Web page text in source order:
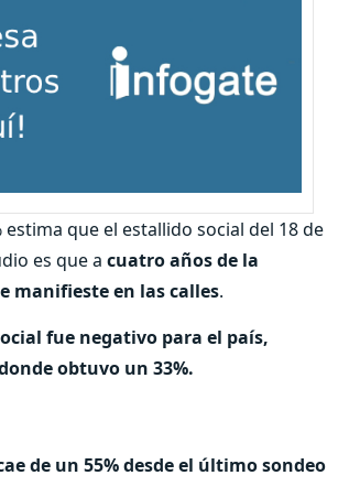
estima que el estallido social del 18 de
es que a cuatro años de la
manifieste en las calles.
fue negativo para el país,
obtuvo un 33%.
de un 55% desde el último sondeo